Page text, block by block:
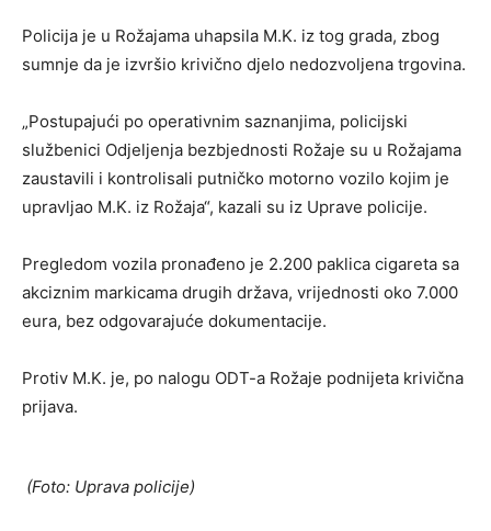
Policija je u Rožajama uhapsila M.K. iz tog grada, zbog
sumnje da je izvršio krivično djelo nedozvoljena trgovina.
„Postupajući po operativnim saznanjima, policijski
službenici Odjeljenja bezbjednosti Rožaje su u Rožajama
zaustavili i kontrolisali putničko motorno vozilo kojim je
upravljao M.K. iz Rožaja“, kazali su iz Uprave policije.
Pregledom vozila pronađeno je 2.200 paklica cigareta sa
akciznim markicama drugih država, vrijednosti oko 7.000
eura, bez odgovarajuće dokumentacije.
Protiv M.K. je, po nalogu ODT-a Rožaje podnijeta krivična
prijava.
(Foto: Uprava policije)